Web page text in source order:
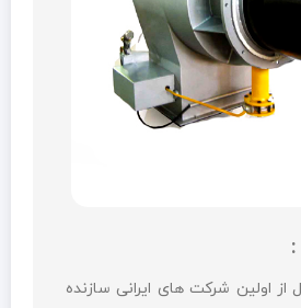
اولین شرکت های ایرانی سازنده